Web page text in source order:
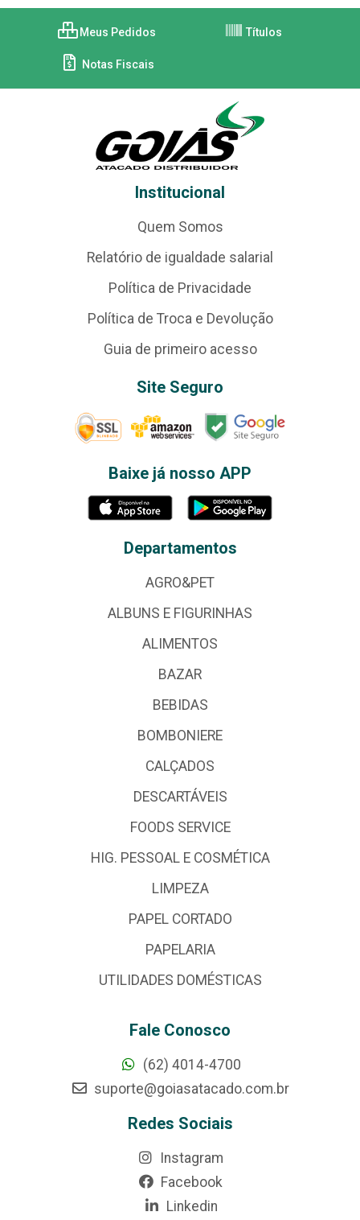
Meus Pedidos Títulos
Notas Fiscais
Institucional
Quem Somos
Relatório de igualdade salarial
Política de Privacidade
Política de Troca e Devolução
Guia de primeiro acesso
Site Seguro
Baixe já nosso APP
Departamentos
AGRO&PET
ALBUNS E FIGURINHAS
ALIMENTOS
BAZAR
BEBIDAS
BOMBONIERE
CALÇADOS
DESCARTÁVEIS
FOODS SERVICE
HIG. PESSOAL E COSMÉTICA
LIMPEZA
PAPEL CORTADO
PAPELARIA
UTILIDADES DOMÉSTICAS
Fale Conosco
(62) 4014-4700
suporte@goiasatacado.com.br
Redes Sociais
Instagram
Facebook
Linkedin